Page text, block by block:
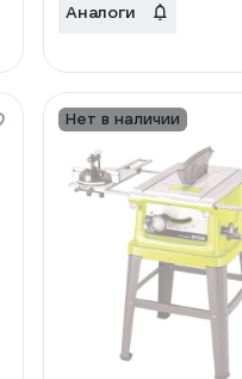
Аналоги
Нет в наличии